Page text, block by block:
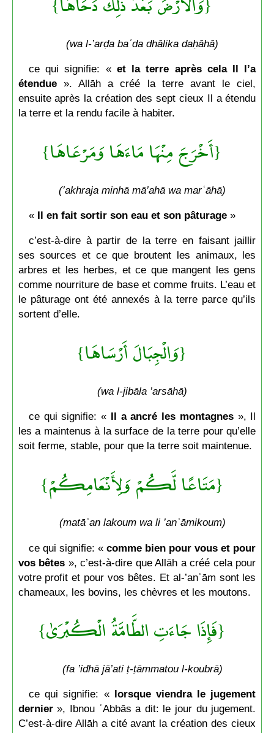
(wa l-’arḍa baʿda dhālika daḥāhā)
ce qui signifie: « et la terre après cela Il l’a
étendue». Allāh a créé la terre avant le ciel,
ensuite après la création des sept cieux Il a étendu
la terre et la rendu facile à habiter.
{أَخْرَجَ مِنْهَا مَاءَهَا وَمَرْعَاهَا}
(’akhraja minhā mā’ahā wa marʿāhā)
« Il en fait sortir son eau et son pâturage »
c’est-à-dire à partir de la terre en faisant jaillir
ses sources et ce que broutent les animaux, les
arbres et les herbes, et ce que mangent les gens
comme nourriture de base et comme fruits. L’eau et
le pâturage ont été annexés à la terre parce qu’ils
sortent d’elle.
{وَالْجِبَالَ أَرْسَاهَا}
(wa l-jibāla ’arsāhā)
ce qui signifie: « Il a ancré les montagnes», Il
les a maintenus à la surface de la terre pour qu’elle
soit ferme, stable, pour que la terre soit maintenue.
{مَتَاعًا لَّكُمْ وَلِأَنْعَامِكُمْ}
(matāʿan lakoum wa li ’anʿāmikoum)
ce qui signifie: «comme bien pour vous et pour
vos bêtes », c’est-à-dire que Allāh a créé cela pour
votre profit et pour vos bêtes. Et al-’anʿām sont les
chameaux, les bovins, les chèvres et les moutons.
{فَإِذَا جَاءَتِ الطَّامَّةُ الْكُبْرَىٰ}
(fa ’idhā jā’ati ṭ-ṭāmmatou l-koubrā)
ce qui signifie: «lorsque viendra le jugement
dernier», Ibnou ʿAbbās a dit: le jour du jugement.
C’est-à-dire Allāh a cité avant la création des cieux